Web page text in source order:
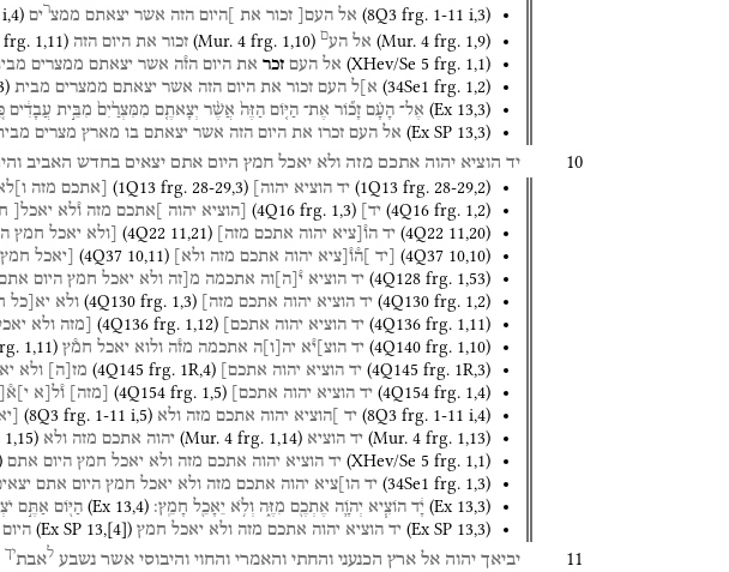
(8Q3 frg. 1-11 i,3) אל העם[ זכור את ]היום הזה אשר יצאתם ממצרים i,4)
(Mur. 4 frg. 1,9) אל העם (Mur. 4 frg. 1,10) זכור את היום הזה frg. 1,11)
(XHev/Se 5 frg. 1,1) אל העם זכר את היום הז֯ה אשר יצאתם ממצרים
(34Se1 frg. 1,2) א]ל העם זכור את היום הזה אשר יצאתם ממצרים מבית )
(Ex 13,3) אֶל־ הָעָ֗ם זָכ֞וֹר אֶת־ הַיּ֤וֹם הַזֶּה֙ אֲשֶׁ֨ר יְצָאתֶ֤ם מִמִּצְרַ֙יִם֙ מִבֵּ֣ית עֲבָדִ֔ים
(Ex SP 13,3) אל העם זכרו את היום הזה אשר יצאתם בו מארץ מצרים
10 יד הוציא יהוה אתכם מזה ולא יאכל חמץ היום אתם יצאים בחדש האביב
(1Q13 frg. 28-29,2) יד הוציא יהוה] (1Q13 frg. 28-29,3) [אתכם מזה
(4Q16 frg. 1,2) יד] (4Q16 frg. 1,3) [הוציא יהוה ]אתכם מזה ו֯לא יאכל[
(4Q22 11,20) יד הו֯[ציא יהוה אתכם מזה] (4Q22 11,21) [ולא יאכל חמץ
(4Q37 10,10) [יד ]ה֯ו֯[ציא יהוה אתכם מזה ולא] (4Q37 10,11) [יאכל חמץ
(4Q128 frg. 1,53) יד הוציא י֯ ה וה אתכמה מ[זה ולא יאכל חמץ היום
(4Q130 frg. 1,2) יד הוציא יהוה אתכם מזה] (4Q130 frg. 1,3) ולא יא[כל
(4Q136 frg. 1,11) יד הוציא יהוה אתכם] (4Q136 frg. 1,12) [מזה ולא
(4Q140 frg. 1,10) יד הוצ]י֯א יה ו ה אתכמה מז֯ה ולוא יאכל חמ֯ץ 1,11)
(4Q145 frg. 1R,3) יד הוציא יהוה אתכם] (4Q145 frg. 1R,4) מז ה ולא
(4Q154 frg. 1,4) יד הוציא יהוה אתכם] (4Q154 frg. 1,5) מזה ו֯ל[א י]א֯
(8Q3 frg. 1-11 i,4) יד ]הוציא יהוה אתכם מזה ולא (8Q3 frg. 1-11 i,5)
(Mur. 4 frg. 1,13) יד הוציא (Mur. 4 frg. 1,14) יהוה אתכם מזה ולא ,15)
(XHev/Se 5 frg. 1,1) יד הוציא יהוה אתכם מזה ולא יאכל חמץ היום אתם
(34Se1 frg. 1,3) יד הו]ציא יהוה אתכם מזה ולא יאכל חמץ היום אתם
(Ex 13,3) יָ֔ד הוֹצִ֧יא יְהֹוָ֛ה אֶתְכֶ֖ם מִזֶּ֑ה וְלֹ֥א יֵאָכֵ֖ל חָמֵֽץ׃ (Ex 13,4) הַיּ֖וֹם אַתֶּ֣ם
(Ex SP 13,3) יד הוציא יהוה אתכם מזה ולא יאכל חמץ (Ex SP 13,[4]) היום
11 יביאך יהוה אל ארץ הכנעני והחתי והאמרי והחוי והיבוסי אשר נשבע לאבתיך